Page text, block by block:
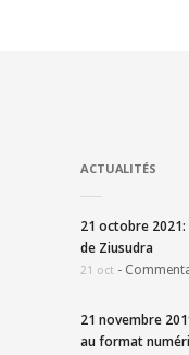
ACTUALITÉS
21 octobre
de Ziusudra
21 oct -
21 novembre
au format